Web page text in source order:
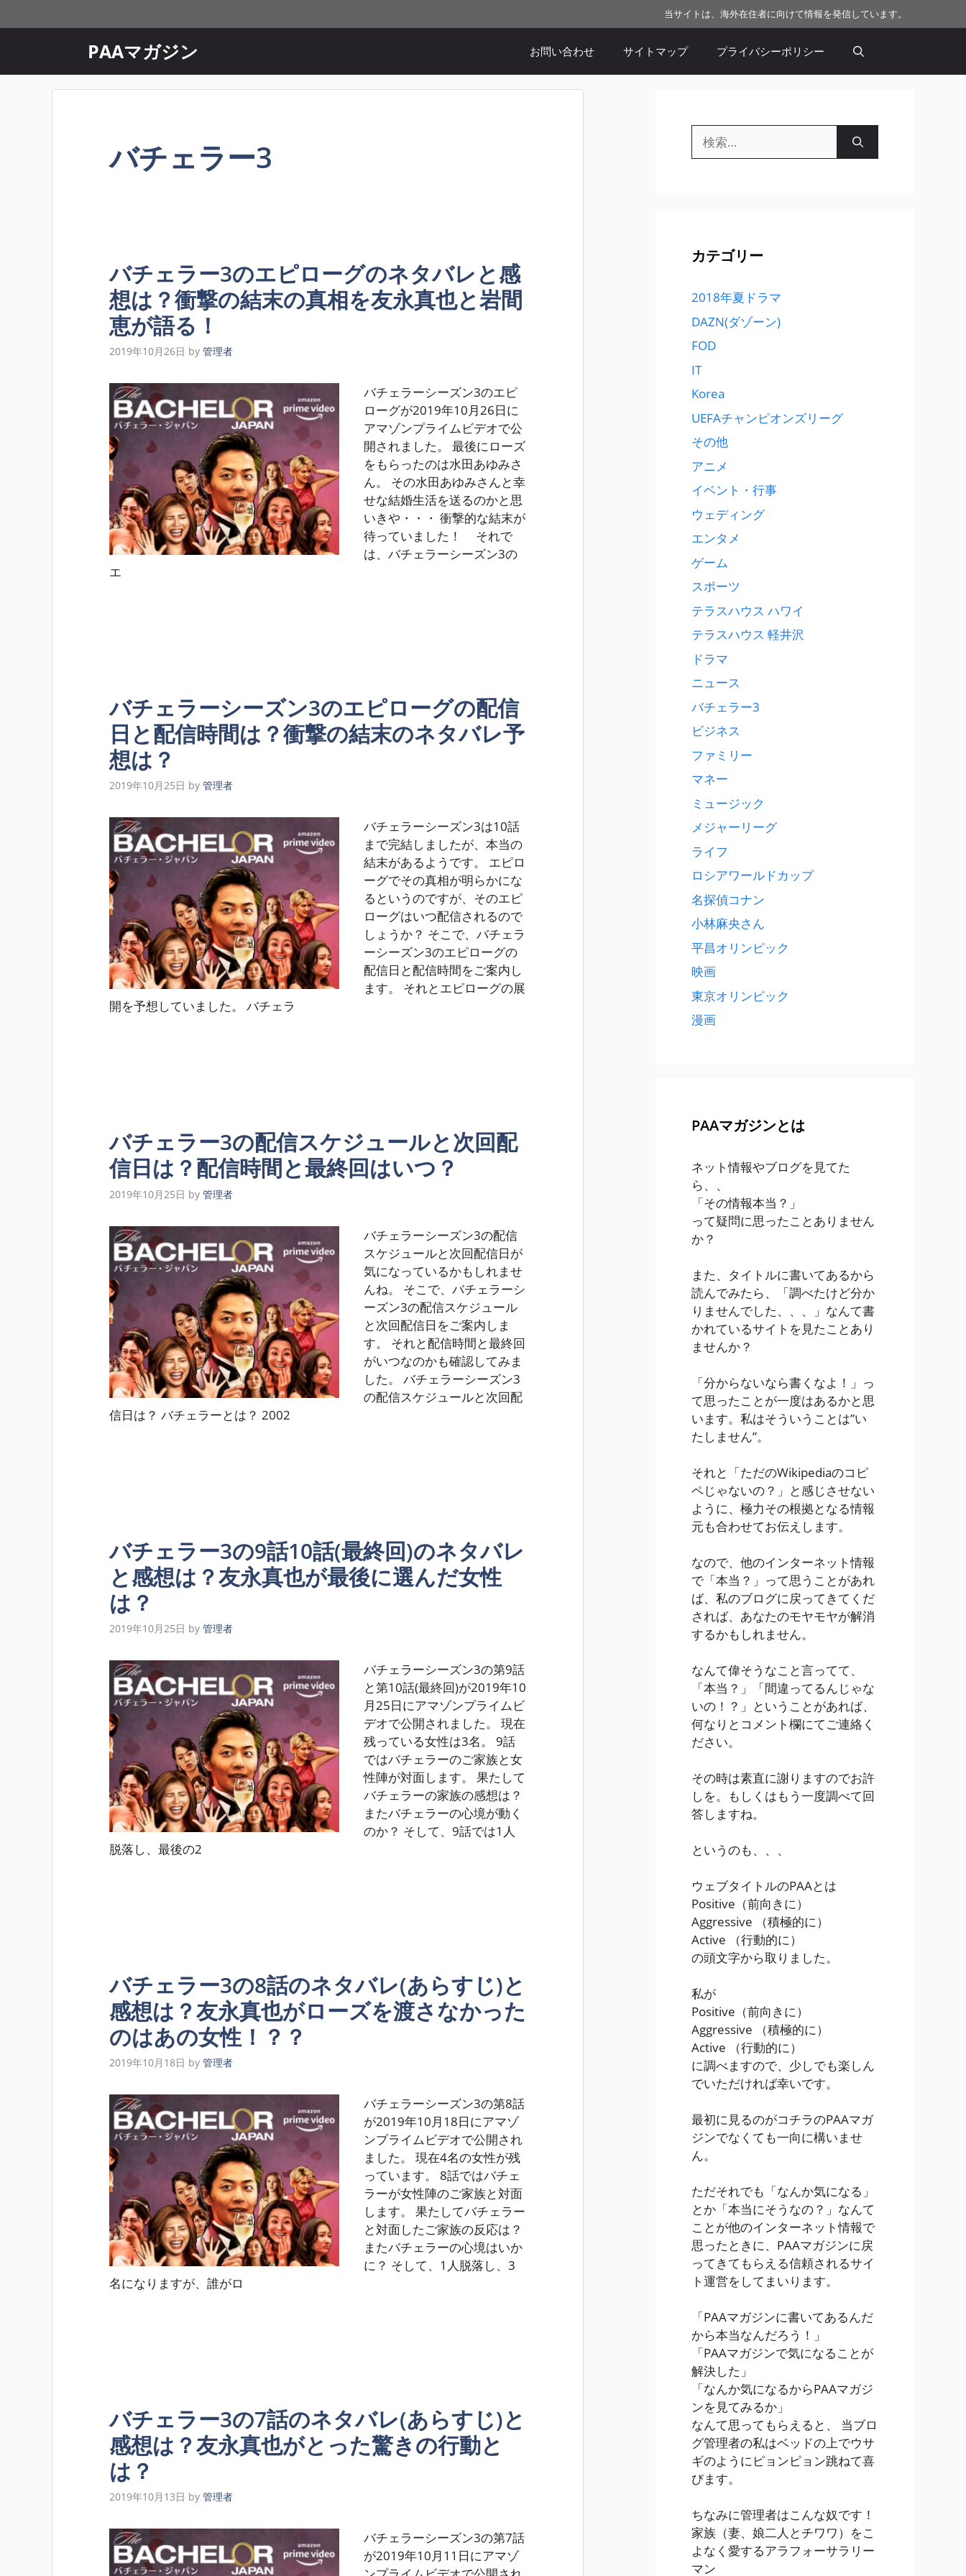
ン
ツ
当サイトは、海外在住者に向けて情報を発信しています。
PAAマガジン お問い合わせ サイトマップ プライバシーポリシー
バチェラー3
バチェラー3のエピローグのネタバレと感
想は？衝撃の結末の真相を友永真也と岩間
恵が語る！
2019年10月26日 by 管理者
バチェラーシーズン3のエピ
ローグが2019年10月26日に
アマゾンプライムビデオで公
開されました。 最後にローズ
をもらったのは水田あゆみさ
ん。 その水田あゆみさんと幸
せな結婚生活を送るのかと思
いきや・・・ 衝撃的な結末が
待っていました！ それで
は、バチェラーシーズン3の
エ
バチェラーシーズン3のエピローグの配信
日と配信時間は？衝撃の結末のネタバレ予
想は？
2019年10月25日 by 管理者
バチェラーシーズン3は10話
まで完結しましたが、本当の
結末があるようです。 エピロ
ーグでその真相が明らかにな
るというのですが、そのエピ
ローグはいつ配信されるので
しょうか？ そこで、バチェラ
ーシーズン3のエピローグの
配信日と配信時間をご案内し
ます。 それとエピローグの展
開を予想していました。 バチェラ
バチェラー3の配信スケジュールと次回配
信日は？配信時間と最終回はいつ？
2019年10月25日 by 管理者
バチェラーシーズン3の配信
スケジュールと次回配信日が
気になっているかもしれませ
んね。 そこで、バチェラーシ
ーズン3の配信スケジュール
と次回配信日をご案内しま
す。 それと配信時間と最終回
がいつなのかも確認してみま
した。 バチェラーシーズン3
の配信スケジュールと次回配
信日は？ バチェラーとは？ 2002
バチェラー3の9話10話(最終回)のネタバレ
と感想は？友永真也が最後に選んだ女性
は？
2019年10月25日 by 管理者
バチェラーシーズン3の第9話
と第10話(最終回)が2019年10
月25日にアマゾンプライムビ
デオで公開されました。 現在
残っている女性は3名。 9話
ではバチェラーのご家族と女
性陣が対面します。 果たして
バチェラーの家族の感想は？
またバチェラーの心境が動く
のか？ そして、9話では1人
脱落し、最後の2
バチェラー3の8話のネタバレ(あらすじ)と
感想は？友永真也がローズを渡さなかった
のはあの女性！？？
2019年10月18日 by 管理者
バチェラーシーズン3の第8話
が2019年10月18日にアマゾ
ンプライムビデオで公開され
ました。 現在4名の女性が残
っています。 8話ではバチェ
ラーが女性陣のご家族と対面
します。 果たしてバチェラー
と対面したご家族の反応は？
またバチェラーの心境はいか
に？ そして、1人脱落し、3
名になりますが、誰がロ
バチェラー3の7話のネタバレ(あらすじ)と
感想は？友永真也がとった驚きの行動と
は？
2019年10月13日 by 管理者
バチェラーシーズン3の第7話
が2019年10月11日にアマゾ
索:
カテゴリー
2018年夏ドラマ
DAZN(ダゾーン)
FOD
IT
Korea
UEFAチャンピオンズリーグ
その他
アニメ
イベント・行事
ウェディング
エンタメ
ゲーム
スポーツ
テラスハウス ハワイ
テラスハウス 軽井沢
ドラマ
ニュース
バチェラー3
ビジネス
ファミリー
マネー
ミュージック
メジャーリーグ
ライフ
ロシアワールドカップ
名探偵コナン
小林麻央さん
平昌オリンピック
映画
東京オリンピック
漫画
PAAマガジンとは
ネット情報やブログを見てた
ら、、
「その情報本当？」
って疑問に思ったことありません
か？
また、タイトルに書いてあるから
読んでみたら、「調べたけど分か
りませんでした、、、」なんて書
かれているサイトを見たことあり
ませんか？
「分からないなら書くなよ！」っ
て思ったことが一度はあるかと思
います。私はそういうことは”い
たしません”。
それと「ただのWikipediaのコピ
ペじゃないの？」と感じさせない
ように、極力その根拠となる情報
元も合わせてお伝えします。
なので、他のインターネット情報
で「本当？」って思うことがあれ
ば、私のブログに戻ってきてくだ
されば、あなたのモヤモヤが解消
するかもしれません。
なんて偉そうなこと言ってて、
「本当？」「間違ってるんじゃな
いの！？」ということがあれば、
何なりとコメント欄にてご連絡く
ださい。
その時は素直に謝りますのでお許
しを。もしくはもう一度調べて回
答しますね。
というのも、、、
ウェブタイトルのPAAとは
Positive （前向きに）
Aggressive
（積極的に）
Active
（行動的に）
の頭文字から取りました。
私が
Positive （前向きに）
Aggressive
（積極的に）
Active
（行動的に）
に調べますので、少しでも楽しん
でいただければ幸いです。
最初に見るのがコチラのPAAマガ
ジンでなくても一向に構いませ
ん。
ただそれでも「なんか気になる」
とか「本当にそうなの？」なんて
ことが他のインターネット情報で
思ったときに、PAAマガジンに戻
ってきてもらえる信頼されるサイ
ト運営をしてまいります。
「PAAマガジンに書いてあるんだ
から本当なんだろう！」
「PAAマガジンで気になることが
解決した」
「なんか気になるからPAAマガジ
ンを見てみるか」
なんて思ってもらえると、 当ブロ
グ管理者の私はベッドの上でウサ
ギのようにピョンピョン跳ねて喜
びます。
ちなみに管理者はこんな奴です！
家族（妻、娘二人とチワワ）をこ
よなく愛するアラフォーサラリー
マン